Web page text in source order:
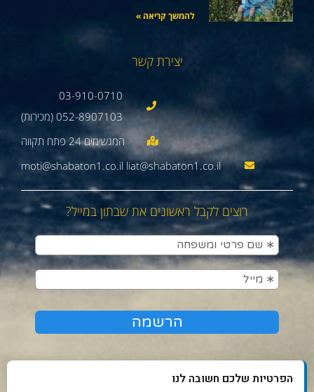
להמשך קריאה »
יצירת קשר
03-910-0710
052-8907103 (מכירות)
moti@shabaton1.co.il liat@shabaton1.co.il
רוצים לקבל ראשונים את שבתון במייל?
הפרטיות שלכם חשובה לנו